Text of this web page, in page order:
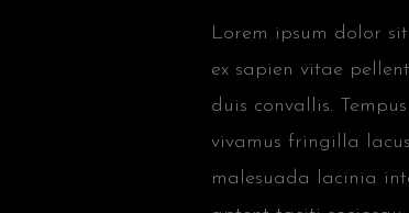
Lorem ipsum dolor
ex sapien vitae
duis convallis.
vivamus fringilla
malesuada lacinia